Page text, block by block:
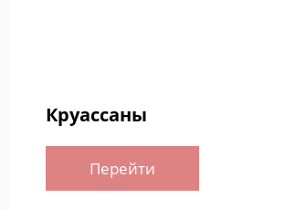
Круассаны
Перейти